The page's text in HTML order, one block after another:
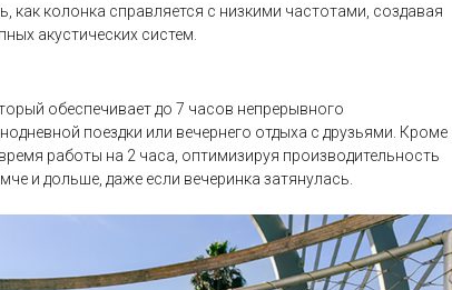
как колонка справляется с низкими частотами, создавая
акустических систем.
обеспечивает до 7 часов непрерывного
поездки или вечернего отдыха с друзьями. Кроме
работы на 2 часа, оптимизируя производительность
и дольше, даже если вечеринка затянулась.